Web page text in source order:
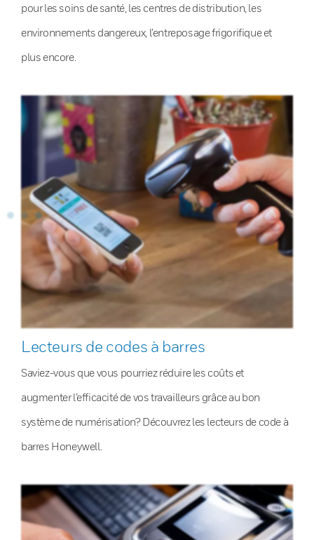
pour les soins de santé, les centres de distribution, les
environnements dangereux, l’entreposage frigorifique et
plus encore.
Lecteurs de codes à barres
Saviez-vous que vous pourriez réduire les coûts et
augmenter l’efficacité de vos travailleurs grâce au bon
système de numérisation? Découvrez les lecteurs de code à
barres Honeywell.